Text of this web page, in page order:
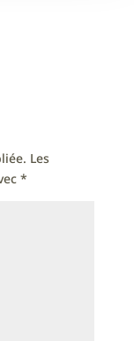
Les
*